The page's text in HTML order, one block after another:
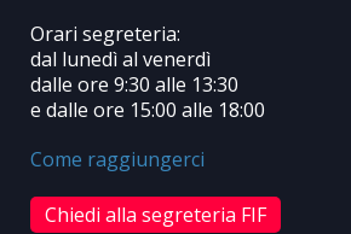
Orari segreteria:
dal lunedì al venerdì
dalle ore 9:30 alle 13:30
e dalle ore 15:00 alle 18:00
Come raggiungerci
Chiedi alla segreteria FIF